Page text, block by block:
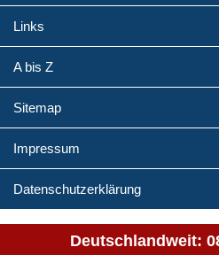
Links
A bis Z
Sitemap
Impressum
Datenschutzerklärung
Deutschlandweit: